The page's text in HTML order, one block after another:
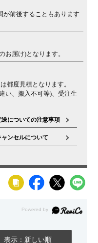
前後することもあります
お届け)となります。
都度見積となります。
い、搬入不可等)、受注生
送についての注意事項
ャンセルについて
表示：新しい順